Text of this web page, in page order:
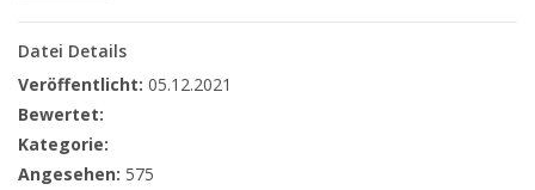
Datei Details
Veröffentlicht: 05.12.2021
Bewertet:
Kategorie:
Angesehen: 575